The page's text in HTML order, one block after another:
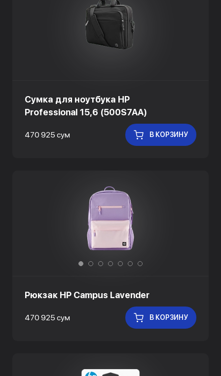
Сумка для ноутбука HP
Professional 15,6 (500S7AA)
470 925 сум В КОРЗИНУ
Рюкзак HP Campus Lavender
470 925 сум В КОРЗИНУ